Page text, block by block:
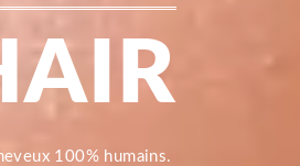
100% humains.